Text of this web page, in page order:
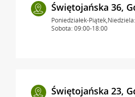
Świętojańska 36,
Poniedziałek-
Sobota: 09:00-18:00
Świętojańska 23,